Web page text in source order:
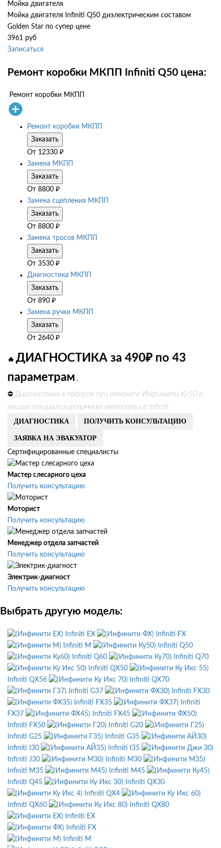
Мойка двигателя
Мойка двигателя Infiniti Q50 диэлектрическим составом
Golden Star по супер цене
3961 руб
Записаться
Ремонт коробки МКПП Infiniti Q50 цена:
Ремонт коробки МКПП
Ремонт коробки МКПП
Заказать
От 12330 ₽
Замена МКПП
Заказать
От 8800 ₽
Замена сцепления МКПП
Заказать
От 8800 ₽
Замена тросов МКПП
Заказать
От 3530 ₽
Диагностика МКПП
Заказать
От 890 ₽
Замена ручки МКПП
Заказать
От 2640 ₽
🔥 ДИАГНОСТИКА за 490₽ по 43
параметрам .
⛔ Диагностика в подарок при ремонте Инфинити Ку50 в
нашем специализированном автосервисе Infiniti
ДИАГНОСТИКА ПОЛУЧИТЬ КОНСУЛЬТАЦИЮ
ЗАЯВКА НА ЭВАКУАТОР
Сертифицированные специалисты
Мастер слесарного цеха
Получить консультацию
Моторист
Получить консультацию
Менеджер отдела запчастей
Получить консультацию
Электрик-диагност
Получить консультацию
Выбрать другую модель:
Infiniti EX
Infiniti FX
Infiniti M
Infiniti Q50
Infiniti Q60
Infiniti Q70
Infiniti QX50
Infiniti QX56
Infiniti QX70
Infiniti G37
Infiniti FX30
Infiniti FX35
Infiniti
FX37
Infiniti FX45
Infiniti FX50
Infiniti G20
Infiniti G25
Infiniti G35
Infiniti I30
Infiniti I35
Infiniti J30
Infiniti M30
Infiniti M35
Infiniti M45
Infiniti Q45
Infiniti QX30
Infiniti QX4
Infiniti QX60
Infiniti QX80
Infiniti EX
Infiniti FX
Infiniti M